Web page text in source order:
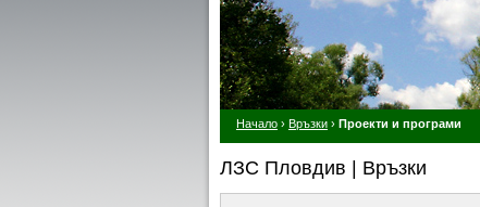
Начало › Връзки › Проекти и програми
ЛЗС Пловдив | Връзки